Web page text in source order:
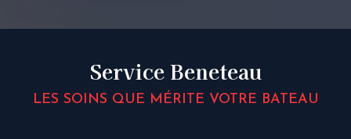
Service Beneteau
LES SOINS QUE MÉRITE VOTRE BATEAU